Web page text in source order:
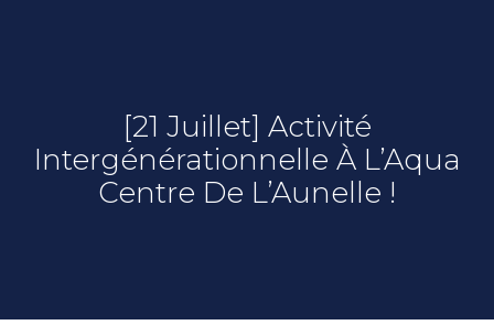
[21 Juillet] Activité
Intergénérationnelle À L’Aqua
Centre De L’Aunelle !